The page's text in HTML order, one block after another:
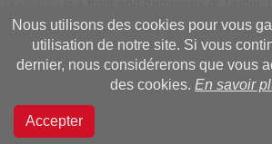
underMIT License.
Font Awesomefont licensed underSIL OFL
Nous utilisons des cookies pour vous
utilisation de notre site. Si vous
dernier, nous considérerons que vous
des cookies. En savoir
Accepter